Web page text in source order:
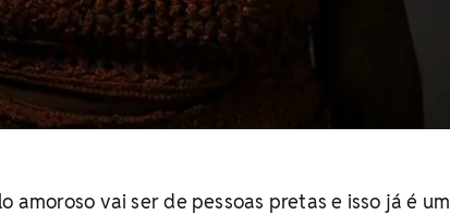
amoroso vai ser de pessoas pretas e isso já é um